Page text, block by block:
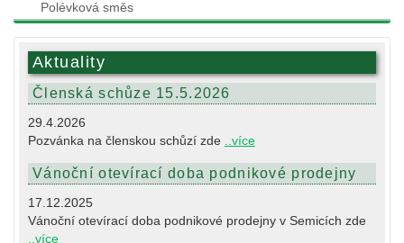
Polévková směs
Aktuality
Členská schůze 15.5.2026
29.4.2026
Pozvánka na členskou schůzí zde
..více
Vánoční otevírací doba podnikové prodejny
17.12.2025
Vánoční otevírací doba podnikové prodejny v Semicích zde
..více